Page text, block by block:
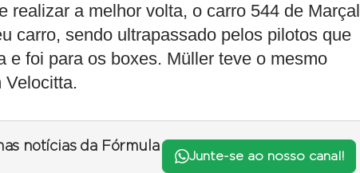
realizar a melhor volta, o carro 544 de Marçal
carro, sendo ultrapassado pelos pilotos que
e foi para os boxes. Müller teve o mesmo
Velocitta.
notícias da Fórmula
Junte-se ao nosso canal!